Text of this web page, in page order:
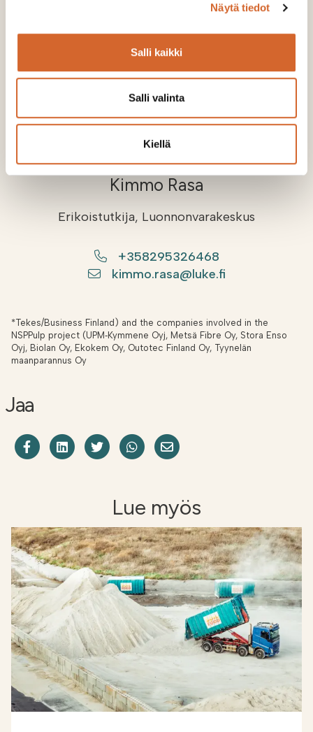
Näytä tiedot
Salli kaikki
Salli valinta
Kiellä
Kirjoittaja on Luonnonvarakeskuksen
erikoistutkija.
Kimmo Rasa
Erikoistutkija, Luonnonvarakeskus
+358295326468
kimmo.rasa@luke.fi
*Tekes/Business Finland) and the companies involved in the
NSPPulp project (UPM‐Kymmene Oyj, Metsä Fibre Oy, Stora Enso
Oyj, Biolan Oy, Ekokem Oy, Outotec Finland Oy, Tyynelän
maanparannus Oy
Jaa
Jaa Facebookissa
Share on LinkedIn
Jaa Twitterissä
Jaa WhatsAppissa
Lue myös